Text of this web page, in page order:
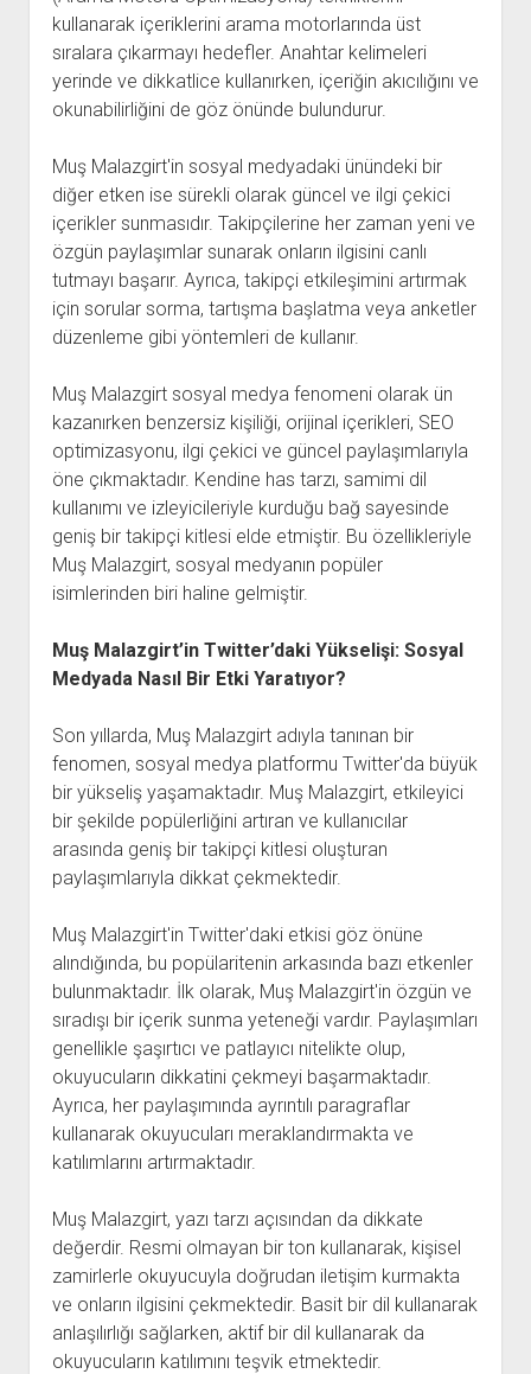
kullanarak içeriklerini arama motorlarında üst
sıralara çıkarmayı hedefler. Anahtar kelimeleri
yerinde ve dikkatlice kullanırken, içeriğin akıcılığını ve
okunabilirliğini de göz önünde bulundurur.
Muş Malazgirt'in sosyal medyadaki ünündeki bir
diğer etken ise sürekli olarak güncel ve ilgi çekici
içerikler sunmasıdır. Takipçilerine her zaman yeni ve
özgün paylaşımlar sunarak onların ilgisini canlı
tutmayı başarır. Ayrıca, takipçi etkileşimini artırmak
için sorular sorma, tartışma başlatma veya anketler
düzenleme gibi yöntemleri de kullanır.
Muş Malazgirt sosyal medya fenomeni olarak ün
kazanırken benzersiz kişiliği, orijinal içerikleri, SEO
optimizasyonu, ilgi çekici ve güncel paylaşımlarıyla
öne çıkmaktadır. Kendine has tarzı, samimi dil
kullanımı ve izleyicileriyle kurduğu bağ sayesinde
geniş bir takipçi kitlesi elde etmiştir. Bu özellikleriyle
Muş Malazgirt, sosyal medyanın popüler
isimlerinden biri haline gelmiştir.
Muş Malazgirt’in Twitter’daki Yükselişi: Sosyal
Medyada Nasıl Bir Etki Yaratıyor?
Son yıllarda, Muş Malazgirt adıyla tanınan bir
fenomen, sosyal medya platformu Twitter'da büyük
bir yükseliş yaşamaktadır. Muş Malazgirt, etkileyici
bir şekilde popülerliğini artıran ve kullanıcılar
arasında geniş bir takipçi kitlesi oluşturan
paylaşımlarıyla dikkat çekmektedir.
Muş Malazgirt'in Twitter'daki etkisi göz önüne
alındığında, bu popülaritenin arkasında bazı etkenler
bulunmaktadır. İlk olarak, Muş Malazgirt'in özgün ve
sıradışı bir içerik sunma yeteneği vardır. Paylaşımları
genellikle şaşırtıcı ve patlayıcı nitelikte olup,
okuyucuların dikkatini çekmeyi başarmaktadır.
Ayrıca, her paylaşımında ayrıntılı paragraflar
kullanarak okuyucuları meraklandırmakta ve
katılımlarını artırmaktadır.
Muş Malazgirt, yazı tarzı açısından da dikkate
değerdir. Resmi olmayan bir ton kullanarak, kişisel
zamirlerle okuyucuyla doğrudan iletişim kurmakta
ve onların ilgisini çekmektedir. Basit bir dil kullanarak
anlaşılırlığı sağlarken, aktif bir dil kullanarak da
okuyucuların katılımını teşvik etmektedir.